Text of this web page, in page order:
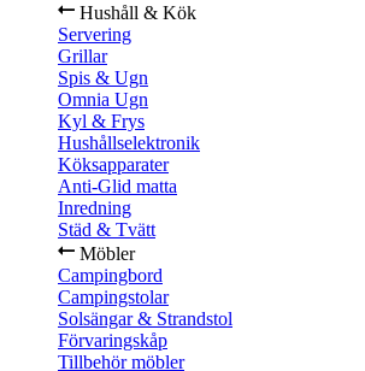
Hushåll & Kök
Servering
Grillar
Spis & Ugn
Omnia Ugn
Kyl & Frys
Hushållselektronik
Köksapparater
Anti-Glid matta
Inredning
Städ & Tvätt
Möbler
Campingbord
Campingstolar
Solsängar & Strandstol
Förvaringskåp
Tillbehör möbler